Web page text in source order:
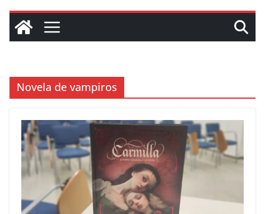
Novela de vampiros